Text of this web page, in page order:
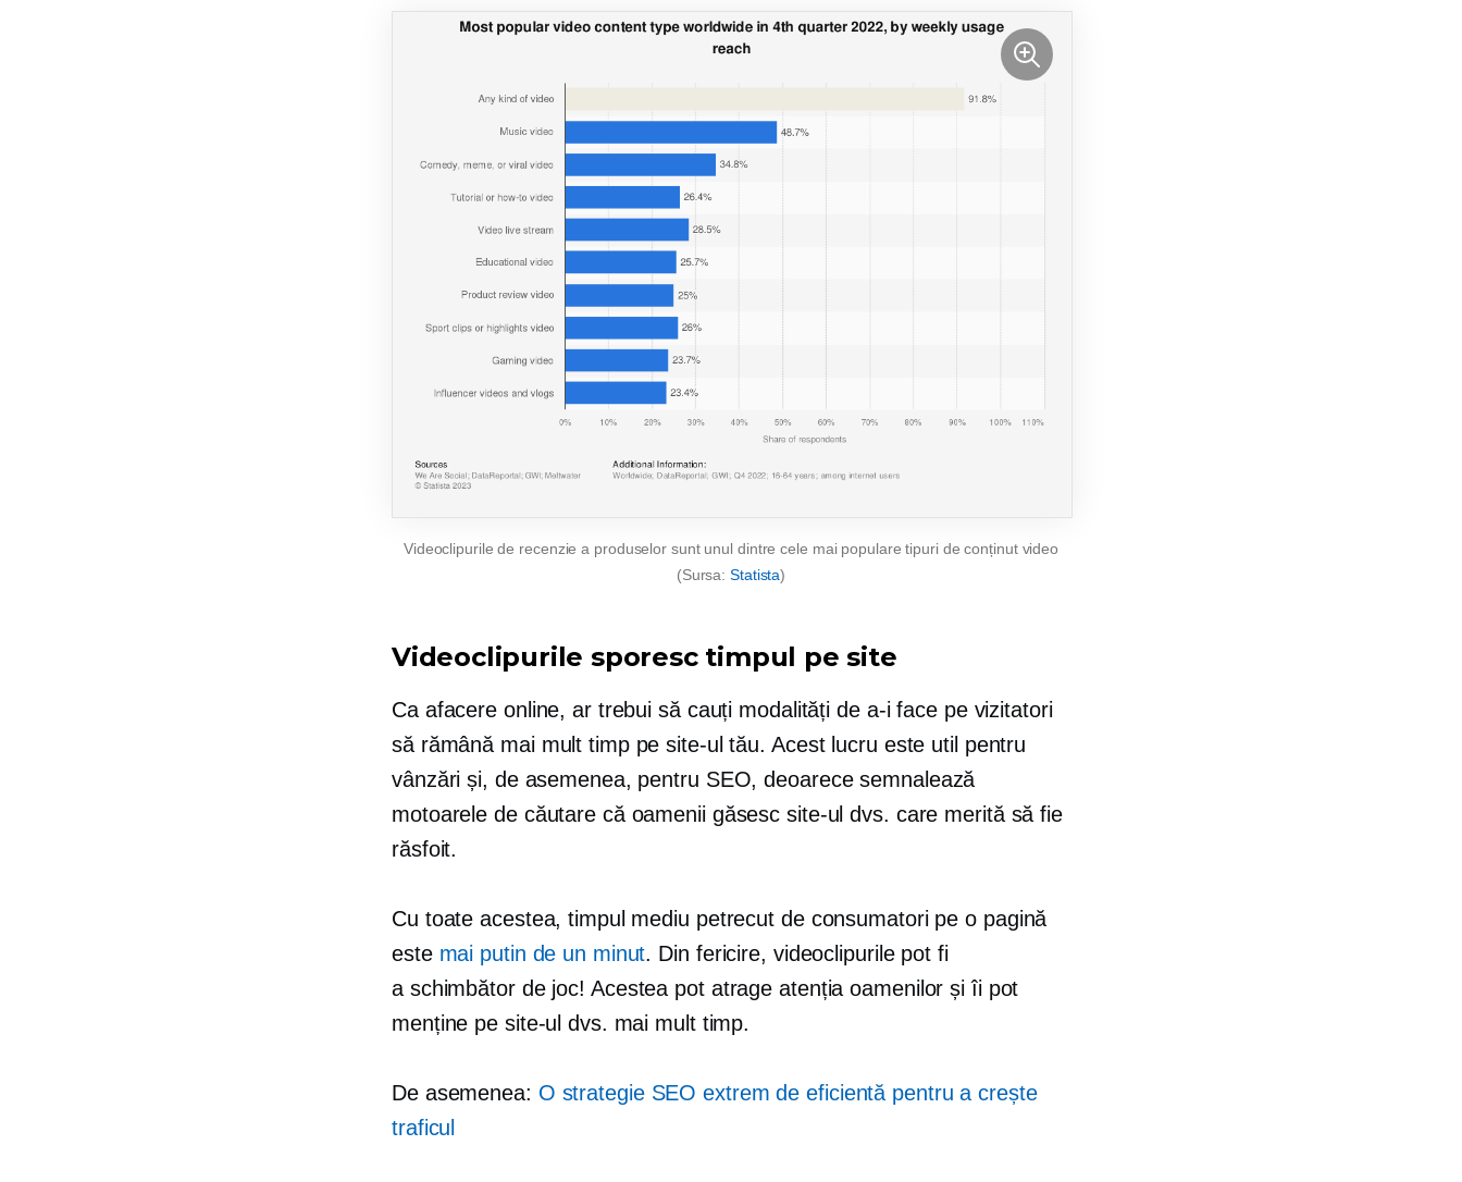
Videoclipurile de recenzie a produselor sunt unul dintre cele mai populare tipuri de conținut video
(Sursa:Statista)
Videoclipurile sporesc timpul pe site
Ca afacere online, ar trebui să cauți modalități de a-i face pe vizitatori
să rămână mai mult timp pe site-ul tău. Acest lucru este util pentru
vânzări și, de asemenea, pentru SEO, deoarece semnalează
motoarele de căutare că oamenii găsesc site-ul dvs. care merită să fie
răsfoit.
Cu toate acestea, timpul mediu petrecut de consumatori pe o pagină
este mai putin de un minut. Din fericire, videoclipurile pot fi
a schimbător de joc! Acestea pot atrage atenția oamenilor și îi pot
menține pe site-ul dvs. mai mult timp.
De asemenea: O strategie SEO extrem de eficientă pentru a crește
traficul